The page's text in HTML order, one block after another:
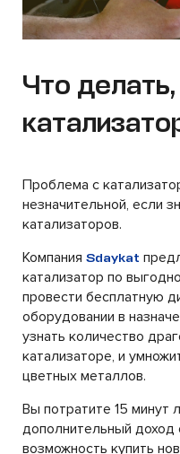
Что
Проблема с
незначительной, если
катализаторов.
Компания Sdaykat
катализатор по
провести бесплатную
оборудовании в
узнать количество
катализаторе, и
цветных металлов.
Вы потратите 15 минут
дополнительный доход
возможность купить